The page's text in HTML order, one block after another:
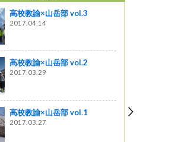
高校教諭×山岳部 vol.3
2017.04.14
高校教諭×山岳部 vol.2
2017.03.29
高校教諭×山岳部 vol.1
2017.03.27